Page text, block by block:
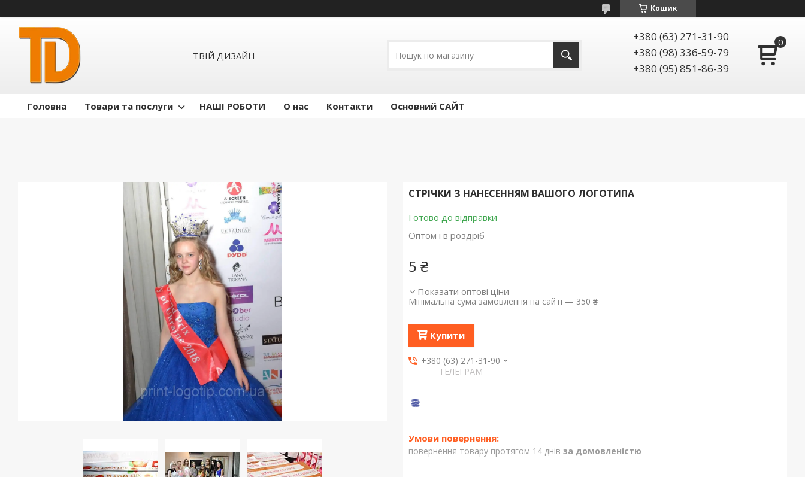
Кошик
ТВІЙ ДИЗАЙН
+380 (63) 271-31-90
+380 (98) 336-59-79
+380 (95) 851-86-39
Головна Товари та послуги НАШІ РОБОТИ О нас Контакти Основний САЙТ
СТРІЧКИ З НАНЕСЕННЯМ ВАШОГО ЛОГОТИПА
Готово до відправки
Оптом і в роздріб
5 ₴
Показати оптові ціни
Мінімальна сума замовлення на сайті — 350 ₴
Купити
+380 (63) 271-31-90
ТЕЛЕГРАМ
повернення товару протягом 14 днів за домовленістю